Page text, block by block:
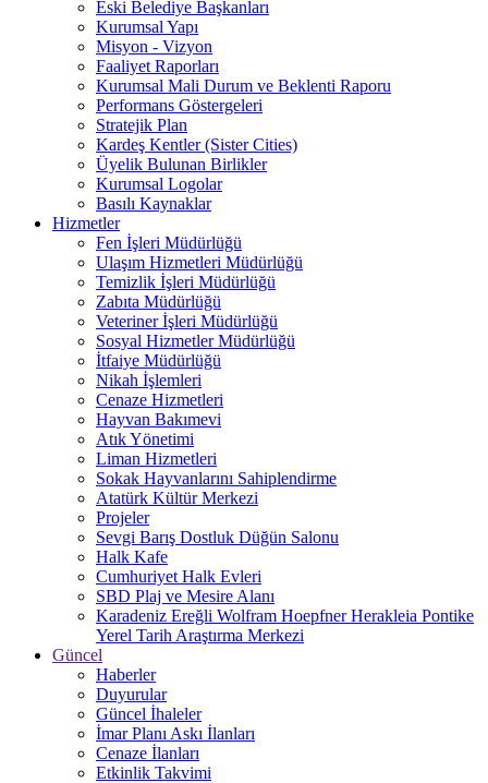
Eski Belediye Başkanları
Kurumsal Yapı
Misyon - Vizyon
Faaliyet Raporları
Kurumsal Mali Durum ve Beklenti Raporu
Performans Göstergeleri
Stratejik Plan
Kardeş Kentler (Sister Cities)
Üyelik Bulunan Birlikler
Kurumsal Logolar
Basılı Kaynaklar
Hizmetler
Fen İşleri Müdürlüğü
Ulaşım Hizmetleri Müdürlüğü
Temizlik İşleri Müdürlüğü
Zabıta Müdürlüğü
Veteriner İşleri Müdürlüğü
Sosyal Hizmetler Müdürlüğü
İtfaiye Müdürlüğü
Nikah İşlemleri
Cenaze Hizmetleri
Hayvan Bakımevi
Atık Yönetimi
Liman Hizmetleri
Sokak Hayvanlarını Sahiplendirme
Atatürk Kültür Merkezi
Projeler
Sevgi Barış Dostluk Düğün Salonu
Halk Kafe
Cumhuriyet Halk Evleri
SBD Plaj ve Mesire Alanı
Karadeniz Ereğli Wolfram Hoepfner Herakleia Pontike
Yerel Tarih Araştırma Merkezi
Güncel
Haberler
Duyurular
Güncel İhaleler
İmar Planı Askı İlanları
Cenaze İlanları
Etkinlik Takvimi